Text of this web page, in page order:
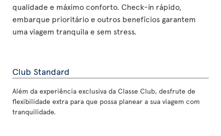
qualidade e máximo conforto. Check-in rápido,
embarque prioritário e outros benefícios garantem
uma viagem tranquila e sem stress.
Club Standard
Além da experiência exclusiva da Classe Club, desfrute de
flexibilidade extra para que possa planear a sua viagem com
tranquilidade.